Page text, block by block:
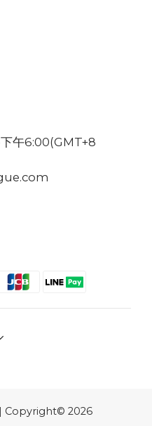
午6:00(GMT+8
| Copyright© 2026